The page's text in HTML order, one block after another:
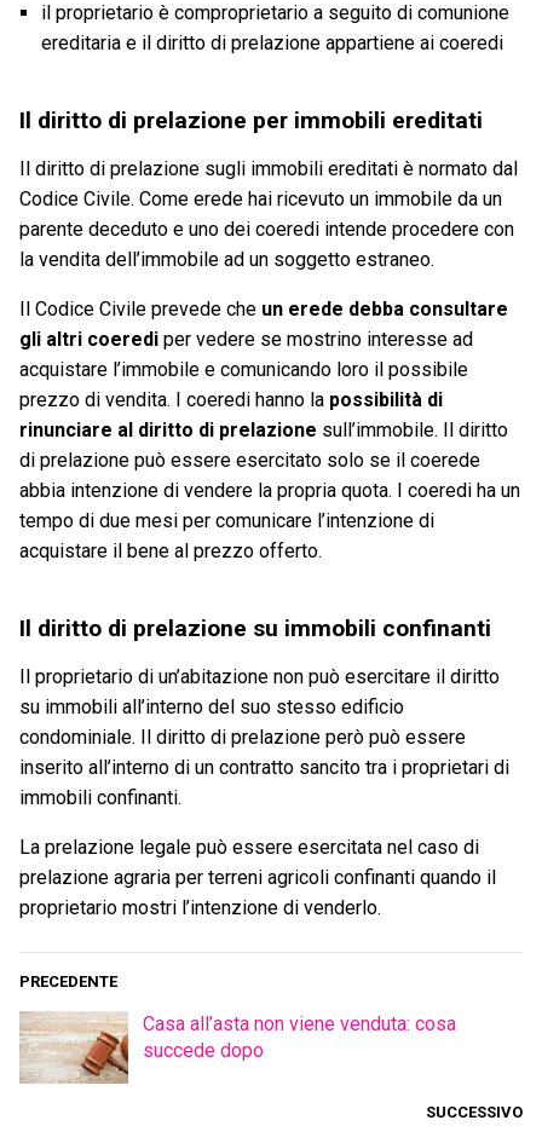
il proprietario è comproprietario a seguito di comunione
ereditaria e il diritto di prelazione appartiene ai coeredi
Il diritto di prelazione per immobili ereditati
Il diritto di prelazione sugli immobili ereditati è normato dal
Codice Civile. Come erede hai ricevuto un immobile da un
parente deceduto e uno dei coeredi intende procedere con
la vendita dell’immobile ad un soggetto estraneo.
Il Codice Civile prevede che un erede debba consultare
gli altri coeredi per vedere se mostrino interesse ad
acquistare l’immobile e comunicando loro il possibile
prezzo di vendita. I coeredi hanno la possibilità di
rinunciare al diritto di prelazione sull’immobile. Il diritto
di prelazione può essere esercitato solo se il coerede
abbia intenzione di vendere la propria quota. I coeredi ha un
tempo di due mesi per comunicare l’intenzione di
acquistare il bene al prezzo offerto.
Il diritto di prelazione su immobili confinanti
Il proprietario di un’abitazione non può esercitare il diritto
su immobili all’interno del suo stesso edificio
condominiale. Il diritto di prelazione però può essere
inserito all’interno di un contratto sancito tra i proprietari di
immobili confinanti.
La prelazione legale può essere esercitata nel caso di
prelazione agraria per terreni agricoli confinanti quando il
proprietario mostri l’intenzione di venderlo.
PRECEDENTE
Casa all’asta non viene venduta: cosa
succede dopo
SUCCESSIVO